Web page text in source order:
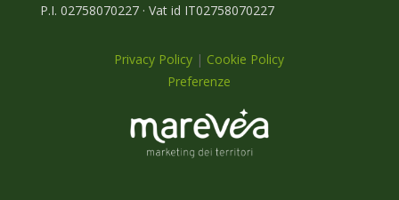
P.I. 02758070227 · Vat id IT02758070227
Privacy Policy | Cookie Policy
Preferenze